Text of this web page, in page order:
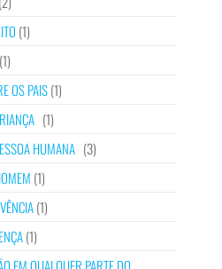
(1)
OS PAIS(1)
(1)
HUMANA (3)
(1)
(1)
(1)